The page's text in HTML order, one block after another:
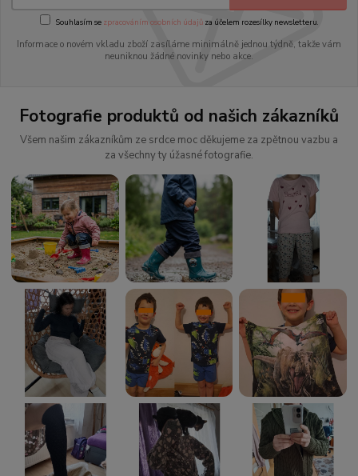
Souhlasím se zpracováním osobních údajůza účelem rozesílky newsletteru.
Informace o novém vkladu zboží zasíláme minimálně jednou týdně, takže vám
neuniknou žádné novinky nebo akce.
Fotografie produktů od našich zákazníků
Všem našim zákazníkům ze srdce moc děkujeme za zpětnou vazbu a
za všechny ty úžasné fotografie.